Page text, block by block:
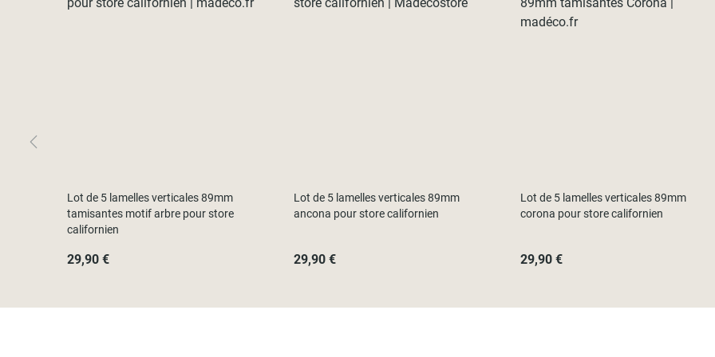
Lot de 5 lamelles verticales 89mm
tamisantes motif arbre pour store
californien
29,90 €
Lot de 5 lamelles verticales 89mm
ancona pour store californien
29,90 €
Lot de 5 lamelles verticales 89mm
corona pour store californien
29,90 €